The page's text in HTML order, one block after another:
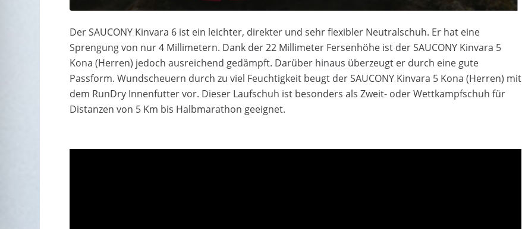
Der SAUCONY Kinvara 6 ist ein leichter, direkter und sehr flexibler Neutralschuh. Er hat eine
Sprengung von nur 4 Millimetern. Dank der 22 Millimeter Fersenhöhe ist der SAUCONY Kinvara 5
Kona (Herren) jedoch ausreichend gedämpft. Darüber hinaus überzeugt er durch eine gute
Passform. Wundscheuern durch zu viel Feuchtigkeit beugt der SAUCONY Kinvara 5 Kona (Herren) mit
dem RunDry Innenfutter vor. Dieser Laufschuh ist besonders als Zweit- oder Wettkampfschuh für
Distanzen von 5 Km bis Halbmarathon geeignet.